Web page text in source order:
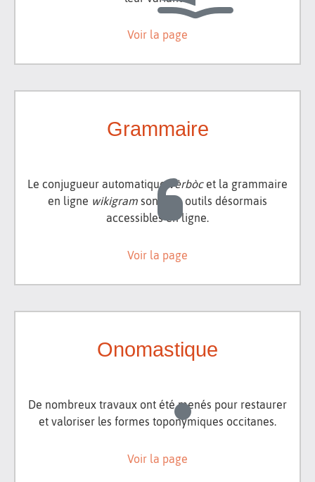
Voir la page
Grammaire
Le conjugueur automatiquevèrbòc et la grammaire
en ligne wikigram sont des outils désormais
accessibles en ligne.
Voir la page
Onomastique
De nombreux travaux ont été menés pour restaurer
et valoriser les formes toponymiques occitanes.
Voir la page